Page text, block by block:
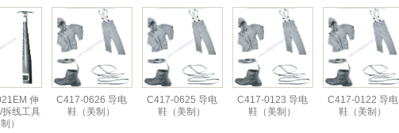
伸
线工具
）
C417-0626 导电
鞋（美制）
C417-0625 导电
鞋（美制）
C417-0123 导电
鞋（美制）
C417-0122 导电
鞋（美制）